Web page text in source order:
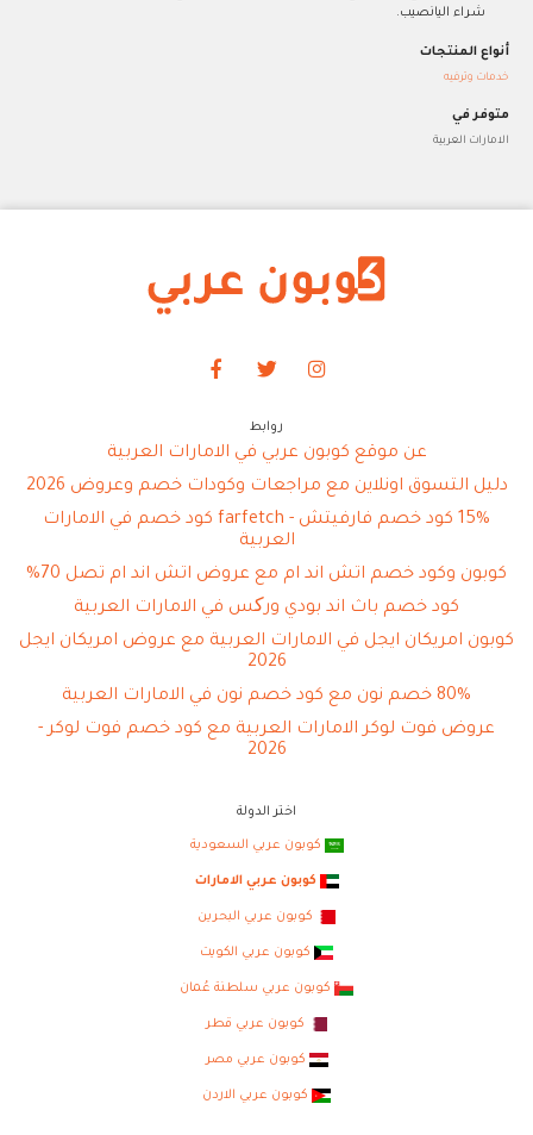
شراء اليانصيب.
أنواع المنتجات
خدمات وترفيه
متوفر في
الامارات العربية
روابط
عن موقع كوبون عربي في الامارات العربية
دليل التسوق اونلاين مع مراجعات وكودات خصم وعروض 2026
15% كود خصم فارفيتش - farfetch كود خصم في الامارات
العربية
كوبون وكود خصم اتش اند ام مع عروض اتش اند ام تصل 70%
كود خصم باث اند بودي ورکس في الامارات العربية
كوبون امريكان ايجل في الامارات العربية مع عروض امريكان ايجل
2026
80% خصم نون مع كود خصم نون في الامارات العربية
عروض فوت لوكر الامارات العربية مع كود خصم فوت لوكر -
2026
اختر الدولة
كوبون عربي السعودية
كوبون عربي الامارات
كوبون عربي البحرين
كوبون عربي الكويت
كوبون عربي سلطنة عُمان
كوبون عربي قطر
كوبون عربي مصر
كوبون عربي الاردن